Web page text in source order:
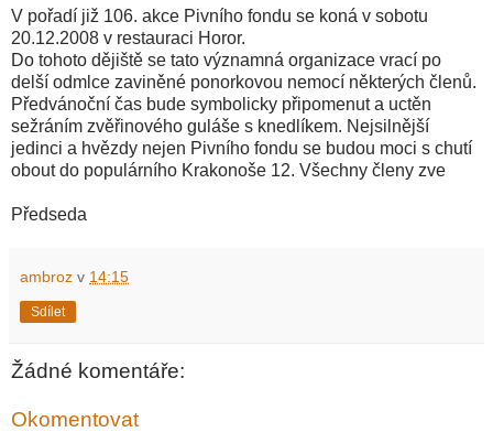
V pořadí již 106. akce Pivního fondu se koná v sobotu
20.12.2008 v restauraci Horor.
Do tohoto dějiště se tato významná organizace vrací po
delší odmlce zaviněné ponorkovou nemocí některých členů.
Předvánoční čas bude symbolicky připomenut a uctěn
sežráním zvěřinového guláše s knedlíkem. Nejsilnější
jedinci a hvězdy nejen Pivního fondu se budou moci s chutí
obout do populárního Krakonoše 12. Všechny členy zve
Předseda
ambroz v 14:15
Sdílet
Žádné komentáře:
Okomentovat